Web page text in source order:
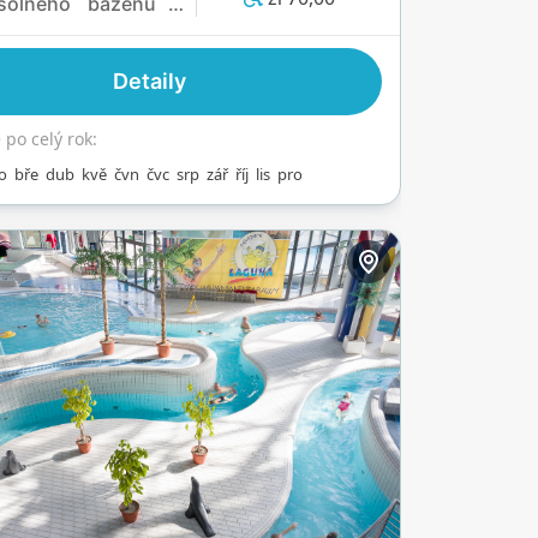
edukatoriem,
zábavu a
Jeho 18
saun, jako je
sauna, a
pláž s masážními
vytvářejí
zážitky.
Detaily
celý rok:
bře dub kvě čvn čvc srp zář říj lis pro